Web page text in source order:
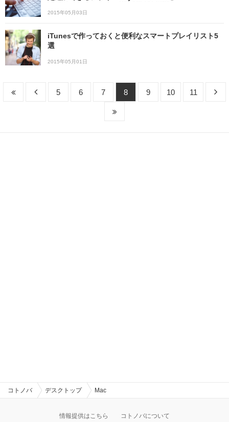
2015年05月03日
iTunesで作っておくと便利なスマートプレイリスト5
選
2015年05月01日
5 6 7 8 9 10 11
コトノバ デスクトップ Mac
情報提供はこちら コトノバについて